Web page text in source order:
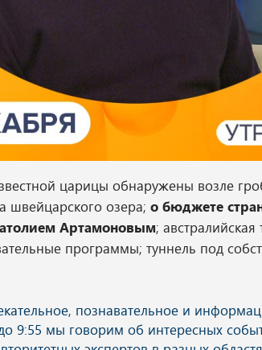
царицы обнаружены возле
озера; о бюджете
Артамоновым;
программы; туннель под